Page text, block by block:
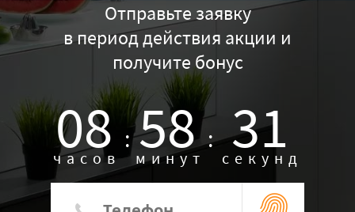
Отправьте заявку
в период действия акции и
получите бонус
08 :
часов 58 :
минут 30
секунд